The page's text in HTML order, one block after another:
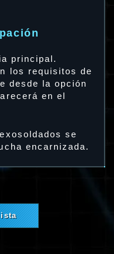
principal.
los requisitos de
desde la opción
en el
se
encarnizada.